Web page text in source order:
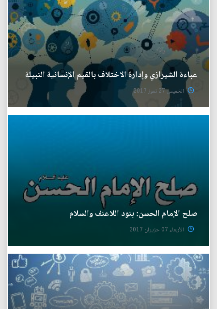
عباءة الشيرازي وإدارة الاختلاف بالقيم الإنسانية النبيلة
الخميس 27 تموز 2017
صلح الإمام الحسن: بنود اللاعنف والسلام
الأربعاء 07 حزيران 2017